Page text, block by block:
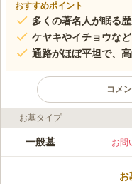
おすすめポイント
多くの著名人が眠る
ケヤキやイチョウな
通路がほぼ平坦で、
コメ
ライフドット編集部のコメント
都立 雑司ヶ谷霊園
に名を残した、文
お墓タイプ
一般墓 お問
お